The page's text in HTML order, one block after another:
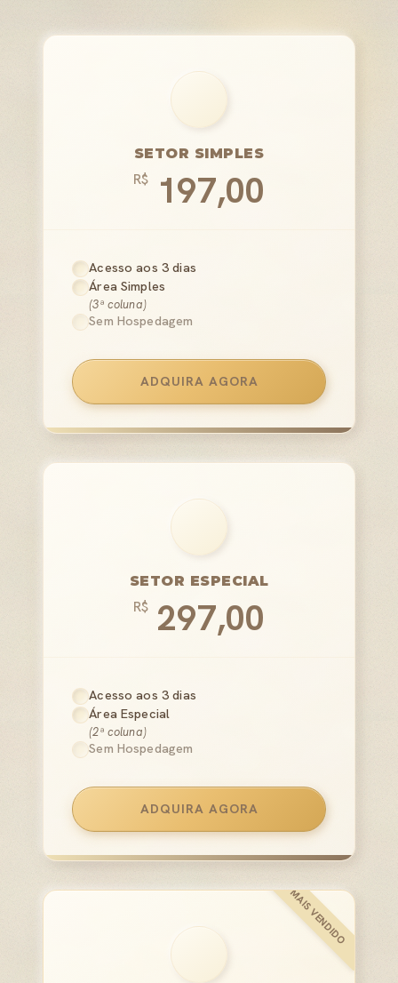
SETOR SIMPLES
R$ 197,00
Acesso aos 3 dias
Área Simples
(3ª coluna)
Sem Hospedagem
ADQUIRA AGORA
SETOR ESPECIAL
R$ 297,00
Acesso aos 3 dias
Área Especial
(2ª coluna)
Sem Hospedagem
ADQUIRA AGORA